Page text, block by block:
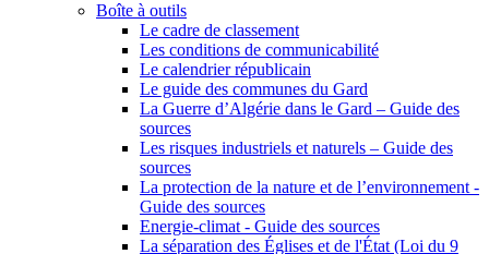
Boîte à outils
Le cadre de classement
Les conditions de communicabilité
Le calendrier républicain
Le guide des communes du Gard
La Guerre d’Algérie dans le Gard – Guide des
sources
Les risques industriels et naturels – Guide des
sources
La protection de la nature et de l’environnement -
Guide des sources
Energie-climat - Guide des sources
La séparation des Églises et de l'État (Loi du 9